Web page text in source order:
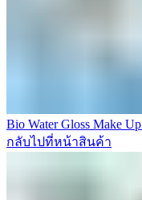
Bio Water Gloss Make Up
กลับไปที่หน้าสินค้า